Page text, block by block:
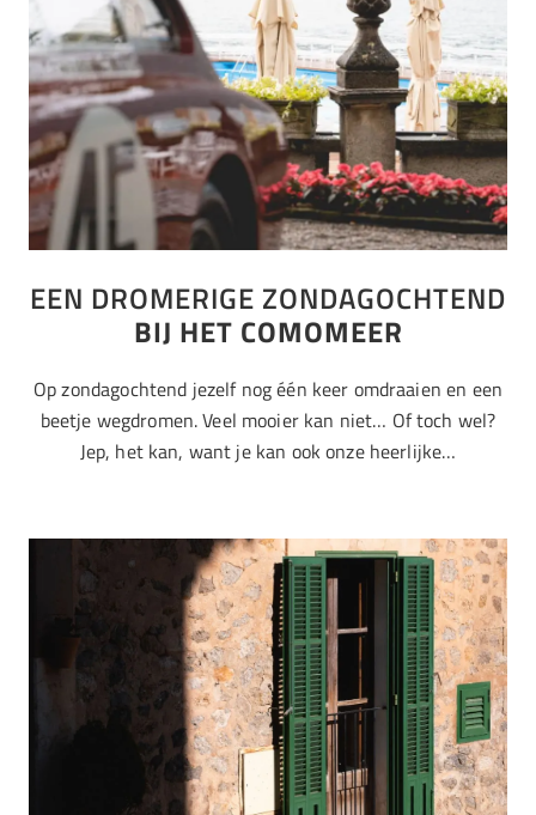
EEN DROMERIGE ZONDAGOCHTEND
BIJ HET COMOMEER
Op zondagochtend jezelf nog één keer omdraaien en een
beetje wegdromen. Veel mooier kan niet… Of toch wel?
Jep, het kan, want je kan ook onze heerlijke…